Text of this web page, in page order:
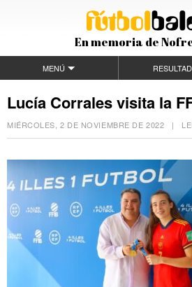
En memoria de
MENÚ
Lucía Corrales visita la
MIÉRCOLES, 2 DE NOVIEMBRE DE 2022 |